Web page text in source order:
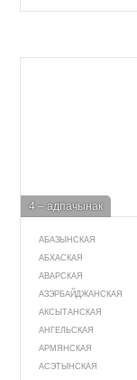
4 – адпачынак
АБАЗЫНСКАЯ
АБХАСКАЯ
АВАРСКАЯ
АЗЭРБАЙДЖАН­СКАЯ
АКСЫТАНСКАЯ
АНГЕЛЬСКАЯ
АРМЯНСКАЯ
АСЭТЫНСКАЯ